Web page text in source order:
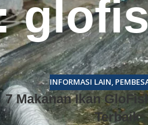
INFORMASI LAIN,
7 Makanan Ikan
Terbaik